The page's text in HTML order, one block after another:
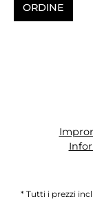
ORDINE
* Tutti i prezzi